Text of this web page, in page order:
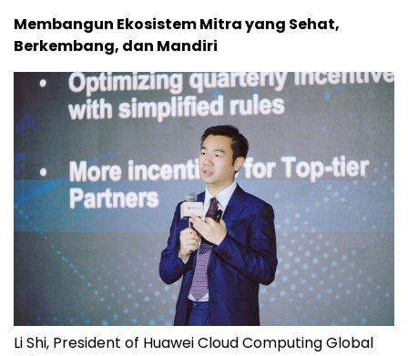
Membangun Ekosistem Mitra yang Sehat,
Berkembang, dan Mandiri
Li Shi, President of Huawei Cloud Computing Global